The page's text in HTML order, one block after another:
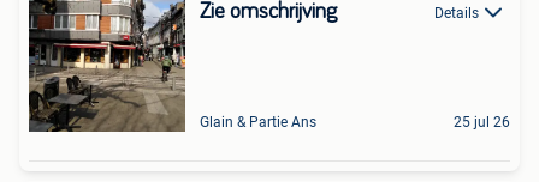
Zie omschrijving Details
Glain & Partie Ans 25 jul 26